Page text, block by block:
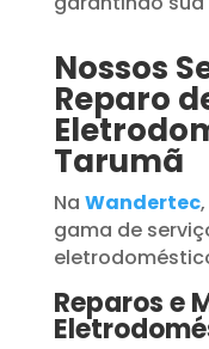
Nossos
Reparo
Tarumã
Na Wandertec
gama de
Reparos e